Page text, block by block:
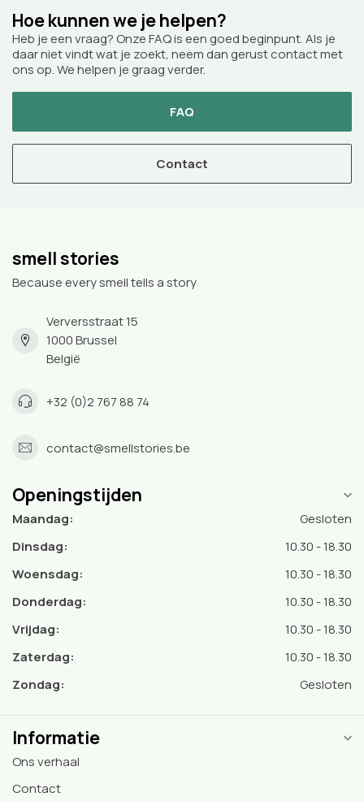
Hoe kunnen we je helpen?
Heb je een vraag? Onze FAQ is een goed beginpunt. Als je
daar niet vindt wat je zoekt, neem dan gerust contact met
ons op. We helpen je graag verder.
FAQ
Contact
smell stories
Because every smell tells a story
Verversstraat 15
1000 Brussel
België
+32 (0)2 767 88 74
contact@smellstories.be
Openingstijden
Maandag:
Gesloten
Dinsdag:
10.30 - 18.30
Woensdag:
10.30 - 18.30
Donderdag:
10.30 - 18.30
Vrijdag:
10.30 - 18.30
Zaterdag:
10.30 - 18.30
Zondag:
Gesloten
Informatie
Ons verhaal
Contact